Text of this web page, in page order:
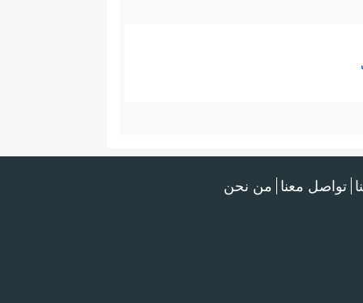
تواصل معنا من نحن